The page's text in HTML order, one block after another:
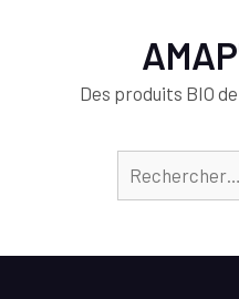
Des produits BIO